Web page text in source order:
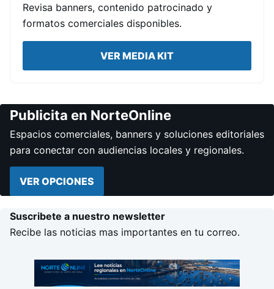
Revisa banners, contenido patrocinado y
formatos comerciales disponibles.
VER MEDIA KIT
Publicita en NorteOnline
Espacios comerciales, banners y soluciones editoriales
para conectar con audiencias locales y regionales.
VER OPCIONES
Suscribete a nuestro newsletter
Recibe las noticias mas importantes en tu correo.